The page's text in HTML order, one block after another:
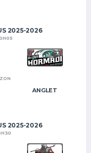
2025-2026
ANGLET
2025-2026